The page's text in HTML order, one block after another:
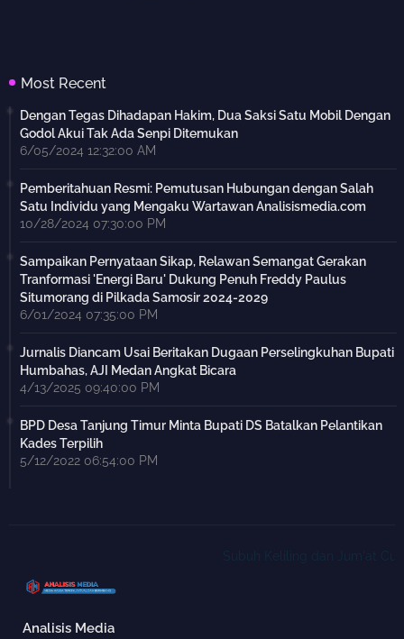
Most Recent
Dengan Tegas Dihadapan Hakim, Dua Saksi Satu Mobil Dengan
Godol Akui Tak Ada Senpi Ditemukan
6/05/2024 12:32:00 AM
Pemberitahuan Resmi: Pemutusan Hubungan dengan Salah
Satu Individu yang Mengaku Wartawan Analisismedia.com
10/28/2024 07:30:00 PM
Sampaikan Pernyataan Sikap, Relawan Semangat Gerakan
Tranformasi 'Energi Baru' Dukung Penuh Freddy Paulus
Situmorang di Pilkada Samosir 2024-2029
6/01/2024 07:35:00 PM
Jurnalis Diancam Usai Beritakan Dugaan Perselingkuhan Bupati
Humbahas, AJI Medan Angkat Bicara
4/13/2025 09:40:00 PM
BPD Desa Tanjung Timur Minta Bupati DS Batalkan Pelantikan
Kades Terpilih
5/12/2022 06:54:00 PM
Analisis Media